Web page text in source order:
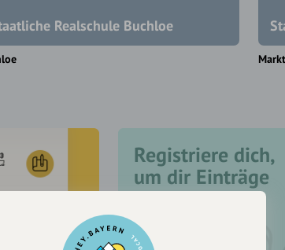
Realschule Buchloe
Registriere dich,
um dir Einträge
zu merken